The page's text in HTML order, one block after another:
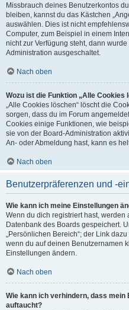
Missbrauch deines Benutzerkontos
bleiben, kannst du das Kästchen
auswählen. Dies ist nicht
Computer, zum Beispiel in einem
nicht zur Verfügung steht, dann
Administration ausgeschaltet.
Nach oben
Wozu ist die Funktion „Alle Cookies
„Alle Cookies löschen“ löscht die
sorgen, dass du im Forum
Cookies einige Funktionen, wie
sie von der Board-Administration
An- oder Abmeldung hast, kann es
Nach oben
Benutzerpräferenzen und -
Wie kann ich meine Einstellungen
Wenn du dich registriert hast,
Datenbank des Boards gespeichert.
„Persönlichen Bereich“; der Link
wenn du auf deinen Benutzernamen
Einstellungen ändern.
Nach oben
Wie kann ich verhindern, dass
auftaucht?